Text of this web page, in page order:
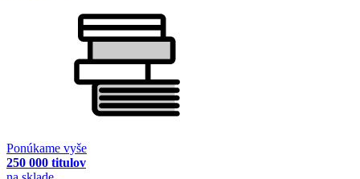
Ponúkame vyše
250 000 titulov